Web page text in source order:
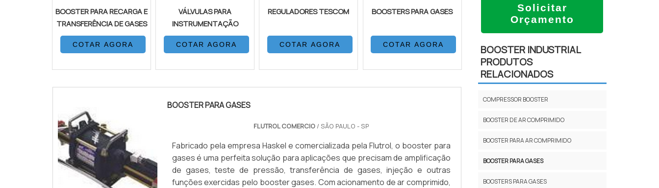
BOOSTER PARA RECARGA E
TRANSFERÊNCIA DE GASES
COTAR AGORA
VÁLVULAS PARA
INSTRUMENTAÇÃO
COTAR AGORA
REGULADORES TESCOM
COTAR AGORA
BOOSTERS PARA GASES
COTAR AGORA
BOOSTER PARA GASES
FLUTROL COMERCIO / SÃO PAULO - SP
Fabricado pela empresa Haskel e comercializada pela Flutrol, o booster para
gases é uma perfeita solução para aplicações que precisam de amplificação
de gases, teste de pressão, transferência de gases, injeção e outras
funções exercidas pelo booster gases. Com acionamento de ar comprimido,
Solicitar
Orçamento
BOOSTER INDUSTRIAL
PRODUTOS
RELACIONADOS
COMPRESSOR BOOSTER
BOOSTER DE AR COMPRIMIDO
BOOSTER PARA AR COMPRIMIDO
BOOSTER PARA GASES
BOOSTERS PARA GASES